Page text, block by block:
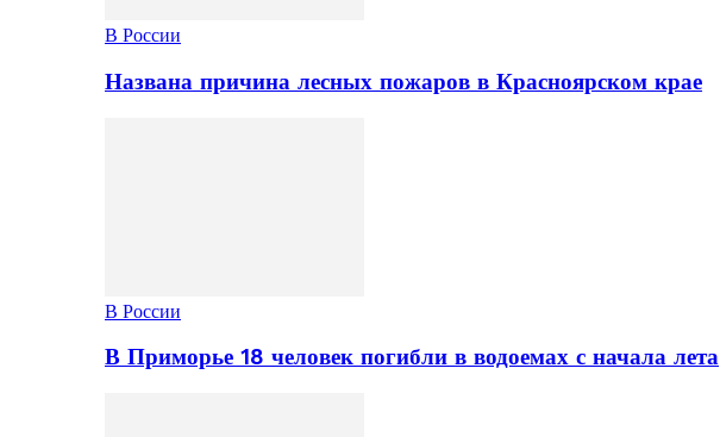
В России
Названа причина лесных пожаров в Красноярском крае
В России
В Приморье 18 человек погибли в водоемах с начала лета